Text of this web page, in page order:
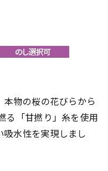
物の桜の花びらから
る「甘撚り」糸を使用
吸水性を実現しまし